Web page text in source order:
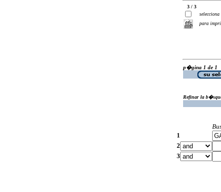
3 / 3
selecciona
para
p�gina 1 de 1
Refinar la
1
2
3